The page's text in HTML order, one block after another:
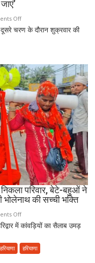
Offon
कांवड़
बीच
जमीयत-
उलेमा-
ए-
हिन्द
की
अपील,
‘अपने
मोहल्ले
की
मस्जिद
में
पढ़ें
नमाज,
ही
चरण के दौरान शुक्रवार की
निकला परिवार, बेटे-बहुओं ने
भोलेनाथ की सच्ची भक्ति
Offon
मां
पालकी
में कांवड़ियों का सैलाब उमड़
हरियाणा हरियाणा